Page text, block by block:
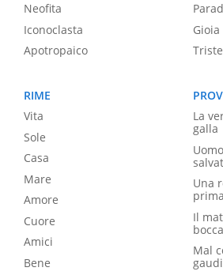
Neofita
Iconoclasta
Apotropaico
Gioia
RIME
Vita
Sole
Casa
Mare
Amore
Cuore
Amici
Bene
La
galla
Una
Il
bocca
Mal